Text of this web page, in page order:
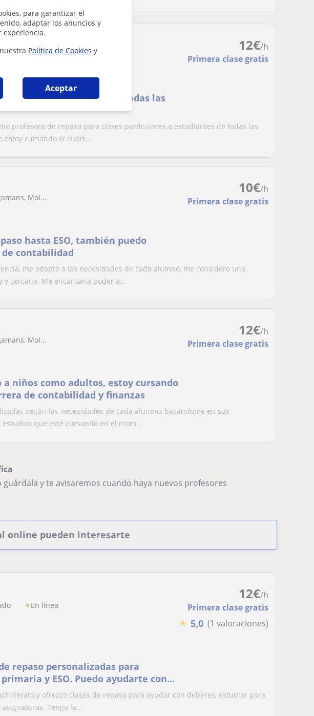
para garantizar el
adaptar los anuncios y
experiencia.
Política de Cookies y
Aceptar
12€/h
Primera clase gratis
Mol...
y apoyo general para todas las
profesora de repaso para clases particulares a estudiantes de todas las
estoy cursando el cuart...
10€/h
Primera clase gratis
Mol...
hasta ESO, también puedo
contabilidad
me adapto a las necesidades de cada alumno, me considero una
y cercana. Me encantaría poder a...
12€/h
Primera clase gratis
Mol...
a niños como adultos, estoy cursando
de contabilidad y finanzas
según las necesidades de cada alumno, basándome en sus
que esté cursando en el mom...
y te avisaremos cuando haya nuevos profesores
online pueden interesarte
12€/h
Primera clase gratis
★ 5,0 (1 valoraciones)
En línea
repaso personalizadas para
y ESO. Puedo ayudarte con
de exámenes
y ofrezco clases de repaso para ayudar con deberes, estudiar para
Tengo la...